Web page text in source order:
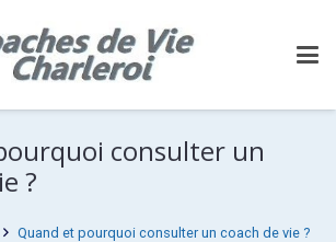
consulter un
?
Quand et pourquoi consulter un coach de vie ?